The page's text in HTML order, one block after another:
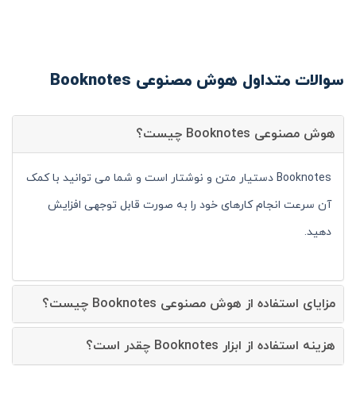
سوالات متداول هوش مصنوعی Booknotes
هوش مصنوعی Booknotes چیست؟
Booknotes دستیار متن و نوشتار است و شما می توانید با کمک
آن سرعت انجام کارهای خود را به صورت قابل توجهی افزایش
دهید.
مزایای استفاده از هوش مصنوعی Booknotes چیست؟
هزینه استفاده از ابزار Booknotes چقدر است؟